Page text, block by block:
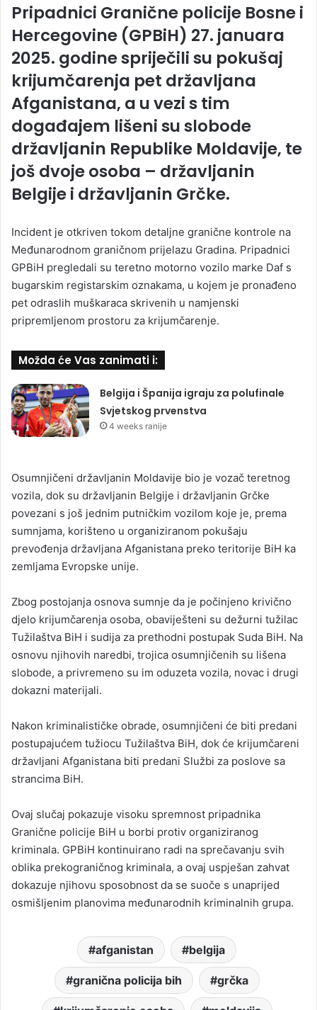
Pripadnici Granične policije Bosne i
Hercegovine (GPBiH) 27. januara
2025. godine spriječili su pokušaj
krijumčarenja pet državljana
Afganistana, a u vezi s tim
događajem lišeni su slobode
državljanin Republike Moldavije, te
još dvoje osoba – državljanin
Belgije i državljanin Grčke.
Incident je otkriven tokom detaljne granične kontrole na
Međunarodnom graničnom prijelazu Gradina. Pripadnici
GPBiH pregledali su teretno motorno vozilo marke Daf s
bugarskim registarskim oznakama, u kojem je pronađeno
pet odraslih muškaraca skrivenih u namjenski
pripremljenom prostoru za krijumčarenje.
Možda će Vas zanimati i:
Belgija i Španija igraju za polufinale
Svjetskog prvenstva
4 weeks ranije
Osumnjičeni državljanin Moldavije bio je vozač teretnog
vozila, dok su državljanin Belgije i državljanin Grčke
povezani s još jednim putničkim vozilom koje je, prema
sumnjama, korišteno u organiziranom pokušaju
prevođenja državljana Afganistana preko teritorije BiH ka
zemljama Evropske unije.
Zbog postojanja osnova sumnje da je počinjeno krivično
djelo krijumčarenja osoba, obaviješteni su dežurni tužilac
Tužilaštva BiH i sudija za prethodni postupak Suda BiH. Na
osnovu njihovih naredbi, trojica osumnjičenih su lišena
slobode, a privremeno su im oduzeta vozila, novac i drugi
dokazni materijali.
Nakon kriminalističke obrade, osumnjičeni će biti predani
postupajućem tužiocu Tužilaštva BiH, dok će krijumčareni
državljani Afganistana biti predani Službi za poslove sa
strancima BiH.
Ovaj slučaj pokazuje visoku spremnost pripadnika
Granične policije BiH u borbi protiv organiziranog
kriminala. GPBiH kontinuirano radi na sprečavanju svih
oblika prekograničnog kriminala, a ovaj uspješan zahvat
dokazuje njihovu sposobnost da se suoče s unaprijed
osmišljenim planovima međunarodnih kriminalnih grupa.
afganistan belgija
granična policija bih grčka